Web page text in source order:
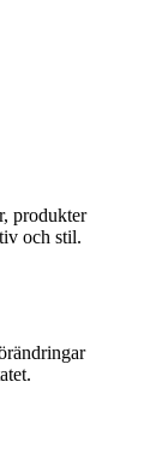
produkter
och stil.